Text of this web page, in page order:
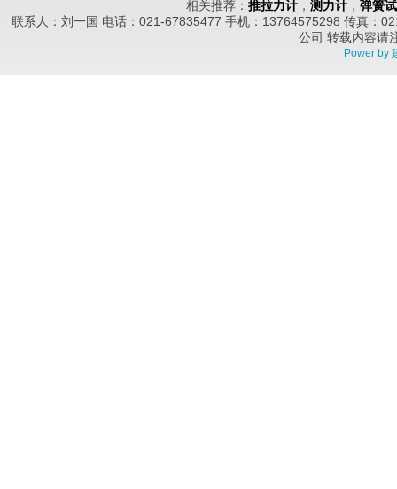
相关推荐： 推拉力计， 测力计， 弹簧
联系人：刘一国 电话：021-67835477 手机：13764575298 传真：
公司 转载内容请
Power by